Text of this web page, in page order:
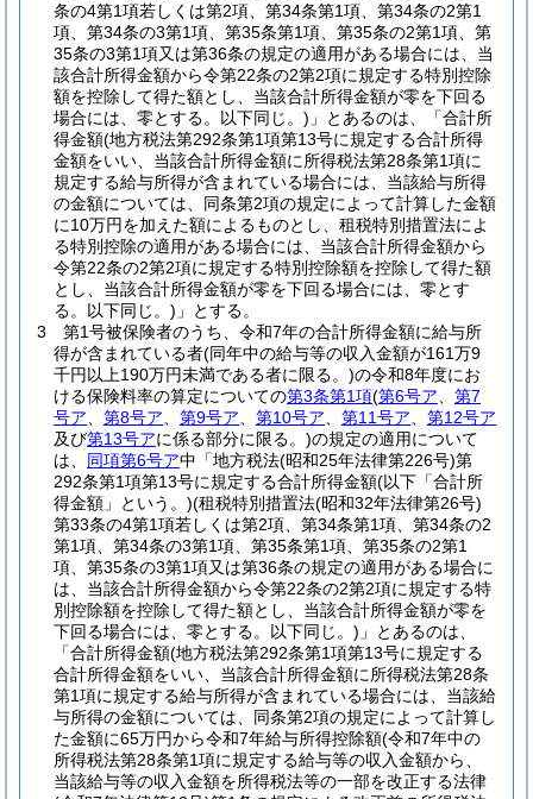
条の4第1項若しくは第2項、第34条第1項、第34条の2第1
項、第34条の3第1項、第35条第1項、第35条の2第1項、第
35条の3第1項又は第36条の規定の適用がある場合には、当
該合計所得金額から令第22条の2第2項に規定する特別控除
額を控除して得た額とし、当該合計所得金額が零を下回る
場合には、零とする。以下同じ。) 」とあるのは、「合計所
得金額(地方税法第292条第1項第13号に規定する合計所得
金額をいい、当該合計所得金額に所得税法第28条第1項に
規定する給与所得が含まれている場合には、当該給与所得
の金額については、同条第2項の規定によって計算した金額
に10万円を加えた額によるものとし、租税特別措置法によ
る特別控除の適用がある場合には、当該合計所得金額から
令第22条の2第2項に規定する特別控除額を控除して得た額
とし、当該合計所得金額が零を下回る場合には、零とす
る。以下同じ。) 」とする。
3
第1号被保険者のうち、令和7年の合計所得金額に給与所
得が含まれている者(同年中の給与等の収入金額が161万9
千円以上190万円未満である者に限る。)の令和8年度にお
ける保険料率の算定についての第3条第1項(第6号ア
第7
号ア
第8号ア 第9号ア 第10号ア 第11号ア
第12号ア
及び第13号アに係る部分に限る。)の規定の適用について
は、 同項第6号ア中「地方税法(昭和25年法律第226号)第
292条第1項第13号に規定する合計所得金額(以下「合計所
得金額」という。)(租税特別措置法(昭和32年法律第26号)
第33条の4第1項若しくは第2項、第34条第1項、第34条の2
第1項、第34条の3第1項、第35条第1項、第35条の2第1
項、第35条の3第1項又は第36条の規定の適用がある場合に
は、当該合計所得金額から令第22条の2第2項に規定する特
別控除額を控除して得た額とし、当該合計所得金額が零を
下回る場合には、零とする。以下同じ。) 」とあるのは、
「合計所得金額(地方税法第292条第1項第13号に規定する
合計所得金額をいい、当該合計所得金額に所得税法第28条
第1項に規定する給与所得が含まれている場合には、当該給
与所得の金額については、同条第2項の規定によって計算し
た金額に65万円から令和7年給与所得控除額(令和7年中の
所得税法第28条第1項に規定する給与等の収入金額から、
当該給与等の収入金額を所得税法等の一部を改正する法律